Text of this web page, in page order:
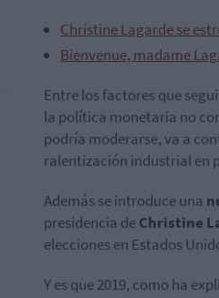
Christine Lagarde se
Bienvenue, madame
Entre los factores que
la política monetaria no
podría moderarse, va a
ralentización industrial en
Además se introduce una
presidencia deChristine
elecciones en Estados
Y es que 2019, como ha